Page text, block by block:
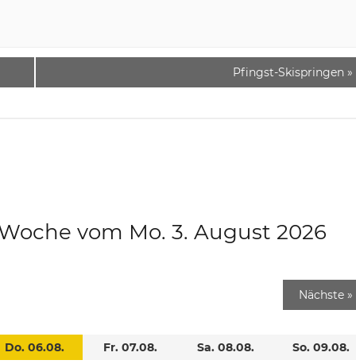
Pfingst-Skispringen »
vom Mo. 3. August 2026
Nächste »
Do. 06.08.
Fr. 07.08.
Sa. 08.08.
So. 09.08.